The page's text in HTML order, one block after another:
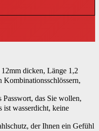
dicken, Länge 1,2
Kombinationsschlössern,
das Sie wollen,
ist wasserdicht, keine
der Ihnen ein Gefühl